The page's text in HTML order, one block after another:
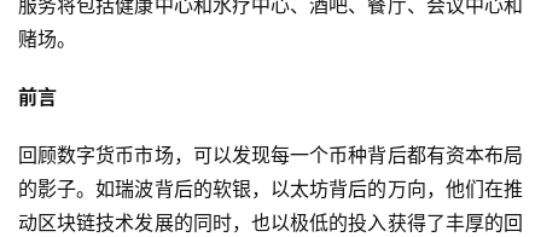
服务将包括健康中心和水疗中心、酒吧、餐厅、会议中心和
赌场。
前言
回顾数字货币市场，可以发现每一个币种背后都有资本布局
的影子。如瑞波背后的软银，以太坊背后的万向，他们在推
动区块链技术发展的同时，也以极低的投入获得了丰厚的回